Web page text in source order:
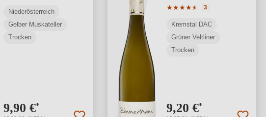
Niederösterreich
Gelber Muskateller
Trocken
9,90 €*
★★★★★
★
Durchschnittliche
3
Kremstal DAC
Grüner Veltliner
Trocken
9,20 €*